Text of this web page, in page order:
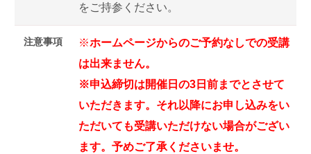
をご持参ください。
注意事項 ※ホームページからのご予約なしでの受講
は出来ません。
※申込締切は開催日の3日前までとさせて
いただきます。それ以降にお申し込みをい
ただいても受講いただけない場合がござい
ます。予めご了承くださいませ。